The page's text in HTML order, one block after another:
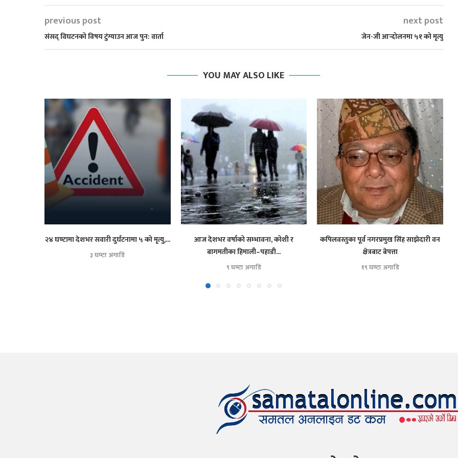
previous post
संसद् विघटनको विषय टुंग्याउन आज पुन: वार्ता
next post
जेन-जी आन्दोलनमा ५१ को मृत्यु
YOU MAY ALSO LIKE
२४ घण्टामा देशभर सवारी दुर्घटनामा ५ को मृत्यु,...
३ घण्टा अगाडि
आज देशभर वर्षाको सम्भावना, कोशी र
बागमतीका हिमाली–पहाडी...
९ घण्टा अगाडि
कपिलवस्तुका पूर्व नगरप्रमुख सिंह साझेदारी वन
क्षेत्रबाट बेपत्ता
१९ घण्टा अगाडि